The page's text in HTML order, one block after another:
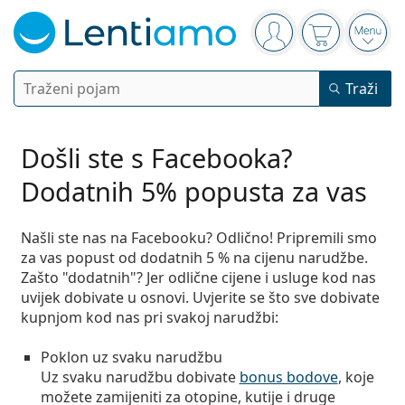
Navigacijska ploča
ste prijavljeni
Košarica je
Pretraga
Traži
Prijava
Kontaktne leće
Vrijeme nošenja
Dnevne
Tjedne
Dvotjedne
Mjesečne
Tromjesečne
Tip
Sferične i asferične
Torične za astigmatizam
Silikon-hidrogel
Marka
Acuvue
Dailies
Pribor
Kapi za oči
Kako kupovati leće online
Sve kontaktne leće
Otopine za leće
Po vrsti
Višenamjenske
Peroksidne
Bez konzervansa
Po volumenu
50 do 120 ml
225 do 500 ml
Povoljniji paket
Povoljna pakiranja po 2
Dioptrijske naočale
Tip
Ženske Muške Dječje
Akcije
Novi proizvodi
Limitirano izdanje
Namjena
Dioptrijske naočale
Marka
Sunčane naočale
Ženske Muške Dječje
Akcije
Naočaleza plavo svjetlo
Došli ste s Facebooka?
Dodatnih 5% popusta za vas
Našli ste nas na Facebooku? Odlično! Pripremili smo
za vas popust od dodatnih 5 % na cijenu narudžbe.
Zašto "dodatnih"? Jer odlične cijene i uslugekod nas
uvijek dobivate u osnovi. Uvjerite se što sve dobivate
kupnjom kod nas pri svakoj narudžbi:
Poklon uz svaku narudžbu
Uz svaku narudžbu dobivate bonus bodove, koje
možete zamijeniti za otopine, kutije i druge